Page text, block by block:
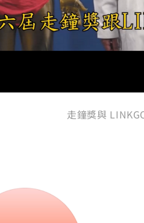
走鐘獎與